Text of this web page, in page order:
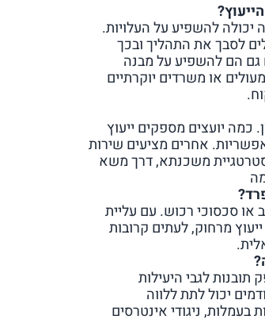
להשפיע על העלויות.
לסבך את התהליך ובכך
גם הם להשפיע על מבנה
או משרדים יוקרתיים
יועצים מספקים ייעוץ
אחרים מציעים שירות
משכנתא, דרך משא
או סכסוכי רכוש. עם עליית
ייעוץ מרחוק, לעתים קרובות
לגבי היעילות
יכול לתת ללווה
ניגודי אינטרסים